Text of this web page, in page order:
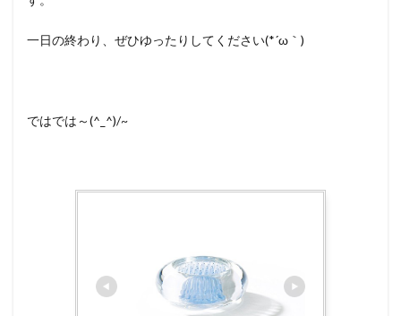
一日の終わり、ぜひゆったりしてください(*´ω｀)
ではでは～(^_^)/~